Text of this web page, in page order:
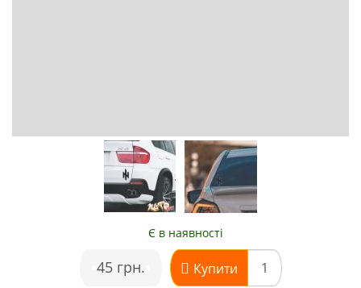
Є в наявності
45 грн. Купити